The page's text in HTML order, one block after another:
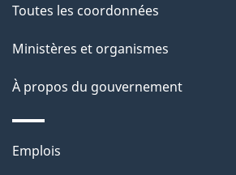
p
a
g
e
Toutes les coordonnées
Ministères et organismes
À propos du gouvernement
Thèmes
Emplois